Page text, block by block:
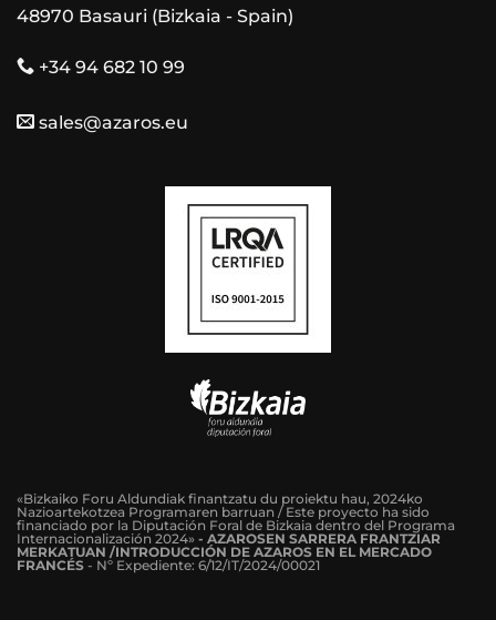
48970 Basauri (Bizkaia - Spain)
+34 94 682 10 99
sales@azaros.eu
«Bizkaiko Foru Aldundiak finantzatu du proiektu hau, 2024ko
Nazioartekotzea Programaren barruan / Este proyecto ha sido
financiado por la Diputación Foral de Bizkaia dentro del Programa
Internacionalización 2024» - AZAROSEN SARRERA FRANTZIAR
MERKATUAN /INTRODUCCIÓN DE AZAROS EN EL MERCADO
FRANCÉS - Nº Expediente: 6/12/IT/2024/00021